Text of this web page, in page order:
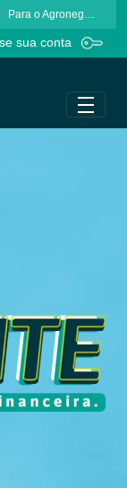
Para o Agronegócio
sua conta